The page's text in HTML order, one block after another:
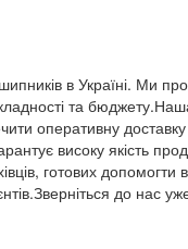
в Україні. Ми
та
оперативну
високу якість
готових допомогти
до нас